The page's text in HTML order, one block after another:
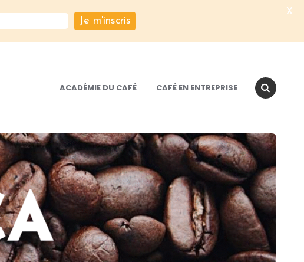
ACADÉMIE DU CAFÉ CAFÉ EN ENTREPRISE
Je m'inscris
X